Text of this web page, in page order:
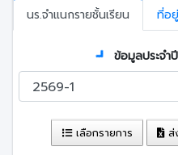
นร.จำแนกรายชั้นเรียน
ที่อ
ข้อมูลประจำ
เลือกรายการ ส่